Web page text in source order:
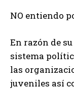
NO entiendo
En razón de
sistema
las
juveniles así